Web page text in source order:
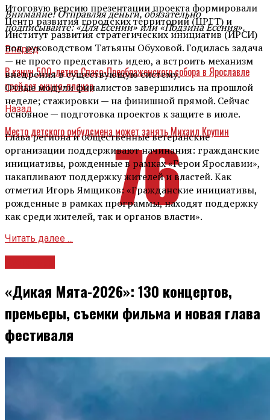
Внимание! Отправляя деньги, обязательно
подписывайте: «Для Есении» или «Подзина Есения».
Вперед
В канун 500-летия Спасо-Преображенского собора в Ярославле
пройдет акция-пленэр
Назад
Место детского омбудсмена может занять Михаил Крупин
Итоговую версию презентации проекта формировали
Центр развития городских территорий (ЦРГТ) и
Институт развития стратегических инициатив (ИРСИ)
под руководством Татьяны Обуховой. Годилась задача
— не просто представить идею, а встроить механизм
внедрения в существующую систему.
Очные модули финалистов завершились на прошлой
неделе; стажировки — на финишной прямой. Сейчас
основное — подготовка проектов к защите в июле.
Глава региона и общественные ветеранские
организации поддерживают начинания: гражданские
инициативы, рожденные в рамках «Герои Ярославии»,
накапливают поддержку жителей и властей. Как
отметил Игорь Ямщиков: «Гражданские инициативы,
рожденные в рамках программы, находят поддержку
как среди жителей, так и органов власти».
Читать далее ...
«Дикая Мята-2026»: 130 концертов,
премьеры, съемки фильма и новая глава
фестиваля